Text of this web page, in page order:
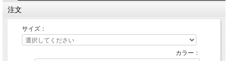
注文
サイズ：
カラー：